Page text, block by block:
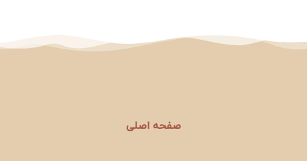
صفحه اصلی